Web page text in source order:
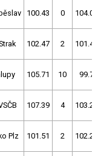
100.43 0 104.00
102.47 2 101.45
105.71 10 99.79
107.39 4 103.28
Plz 101.51 2 102.21